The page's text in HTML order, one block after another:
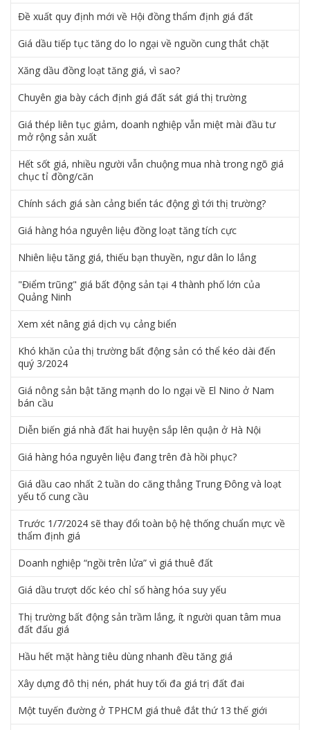
Đề xuất quy định mới về Hội đồng thẩm định giá đất
Giá dầu tiếp tục tăng do lo ngại về nguồn cung thắt chặt
Xăng dầu đồng loạt tăng giá, vì sao?
Chuyên gia bày cách định giá đất sát giá thị trường
Giá thép liên tục giảm, doanh nghiệp vẫn miệt mài đầu tư
mở rộng sản xuất
Hết sốt giá, nhiều người vẫn chuộng mua nhà trong ngõ giá
chục tỉ đồng/căn
Chính sách giá sàn cảng biển tác động gì tới thị trường?
Giá hàng hóa nguyên liệu đồng loạt tăng tích cực
Nhiên liệu tăng giá, thiếu bạn thuyền, ngư dân lo lắng
"Điểm trũng" giá bất động sản tại 4 thành phố lớn của
Quảng Ninh
Xem xét nâng giá dịch vụ cảng biển
Khó khăn của thị trường bất động sản có thể kéo dài đến
quý 3/2024
Giá nông sản bật tăng mạnh do lo ngại về El Nino ở Nam
bán cầu
Diễn biến giá nhà đất hai huyện sắp lên quận ở Hà Nội
Giá hàng hóa nguyên liệu đang trên đà hồi phục?
Giá dầu cao nhất 2 tuần do căng thẳng Trung Đông và loạt
yếu tố cung cầu
Trước 1/7/2024 sẽ thay đổi toàn bộ hệ thống chuẩn mực về
thẩm định giá
Doanh nghiệp “ngồi trên lửa” vì giá thuê đất
Giá dầu trượt dốc kéo chỉ số hàng hóa suy yếu
Thị trường bất động sản trầm lắng, ít người quan tâm mua
đất đấu giá
Hầu hết mặt hàng tiêu dùng nhanh đều tăng giá
Xây dựng đô thị nén, phát huy tối đa giá trị đất đai
Một tuyến đường ở TPHCM giá thuê đắt thứ 13 thế giới